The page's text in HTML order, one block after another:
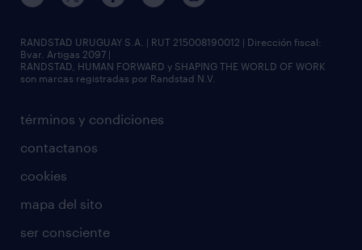
términos y condiciones
contactanos
cookies
mapa del sito
ser consciente
RANDSTAD URUGUAY S.A. | RUT 215008190012 | Dirección fiscal:
Bvar. Artigas 2097 |
RANDSTAD, HUMAN FORWARD y SHAPING THE WORLD OF WORK
son marcas registradas por Randstad N.V.